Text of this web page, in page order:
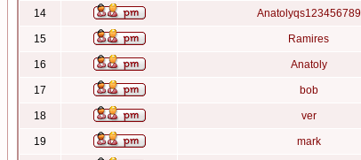
14 Anatolyqs123456789
15 Ramires
16 Anatoly
17 bob
18 ver
19 mark